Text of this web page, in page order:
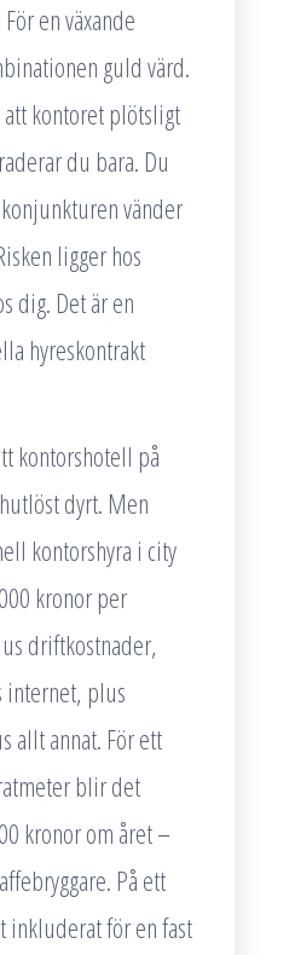
en växande
guld värd.
kontoret plötsligt
du bara. Du
vänder
ligger hos
dig. Det är en
hyreskontrakt
kontorshotell på
dyrt. Men
kontorshyra i city
kronor per
driftkostnader,
plus
allt annat. För ett
blir det
kronor om året –
På ett
inkluderat för en fast